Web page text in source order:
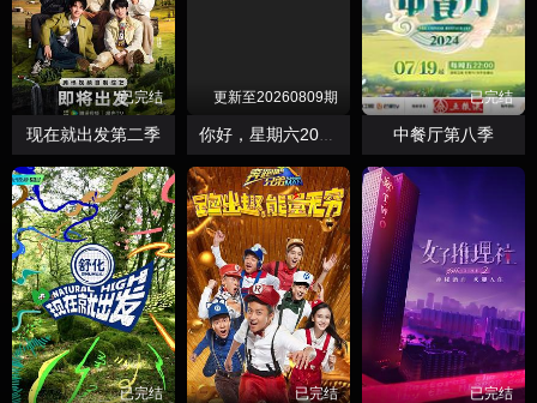
已完结
现在就出发第二季
更新至20260809期
你好，星期六2026
已完结
中餐厅第八季
已完结 已完结 已完结